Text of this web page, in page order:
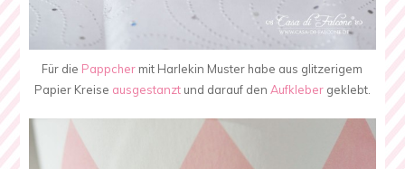
Für die Pappchermit Harlekin Muster habe aus glitzerigem
Papier Kreise ausgestanzt und darauf den Aufklebergeklebt.